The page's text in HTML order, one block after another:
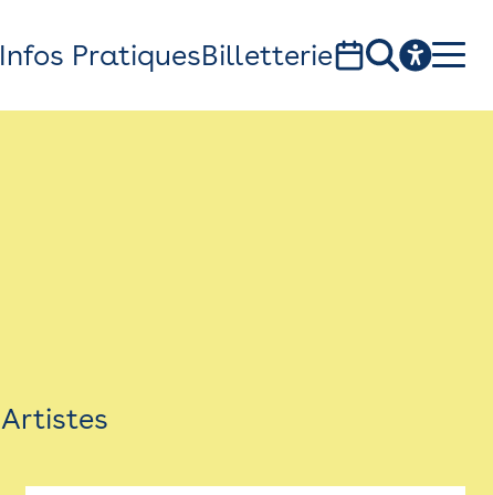
Infos PratiquesBilletterie
1, av. du Chateau d'eau - 31300 Toulouse
Artistes